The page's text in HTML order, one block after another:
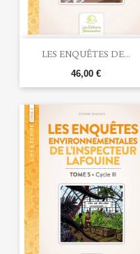
LES ENQUÊTES DE...
46,00 €